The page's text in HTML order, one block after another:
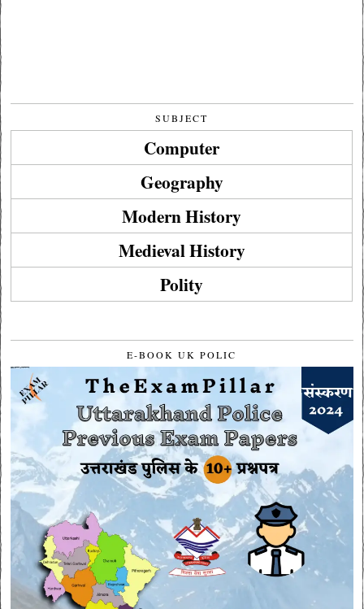
SUBJECT
Computer
Geography
Modern History
Medieval History
Polity
E-BOOK UK POLIC